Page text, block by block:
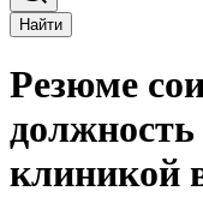
Найти
Резюме
клиникой